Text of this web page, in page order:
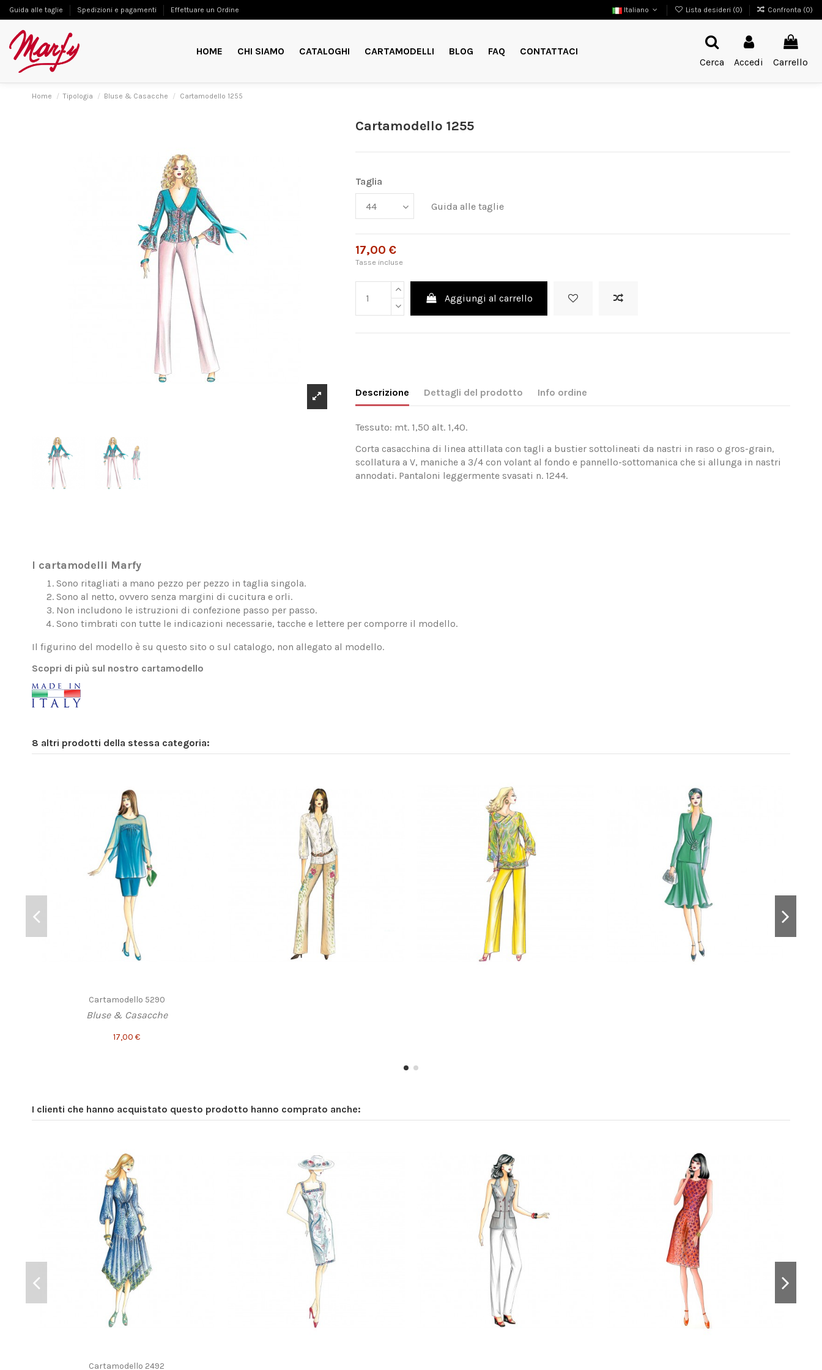
Guida alle taglie Spedizioni e pagamenti Effettuare un Ordine Italiano Lista desideri (0) Confronta (0)
HOME CHI SIAMO CATALOGHI CARTAMODELLI BLOG FAQ
CONTATTACI
Cerca
Accedi Carrello
Home Tipologia Bluse & Casacche Cartamodello 1255
Cartamodello 1255
Taglia
Guida alle taglie
17,00 €
Tasse incluse
Aggiungi al carrello
Descrizione Dettagli del prodotto Info ordine
Tessuto: mt. 1,50 alt. 1,40.
Corta casacchina di linea attillata con tagli a bustier sottolineati da nastri in raso o gros-grain,
scollatura a V, maniche a 3/4 con volant al fondo e pannello-sottomanica che si allunga in nastri
annodati. Pantaloni leggermente svasati n. 1244.
I cartamodelli Marfy
Sono ritagliati a mano pezzo per pezzo in taglia singola.
Sono al netto, ovvero senza margini di cucitura e orli.
Non includono le istruzioni di confezione passo per passo.
Sono timbrati con tutte le indicazioni necessarie, tacche e lettere per comporre il modello.
Il figurino del modello è su questo sito o sul catalogo, non allegato al modello.
Scopri di più sul nostro cartamodello
8 altri prodotti della stessa categoria:
Cartamodello 5290
Bluse & Casacche
17,00 €
I clienti che hanno acquistato questo prodotto hanno comprato anche:
Cartamodello 2492